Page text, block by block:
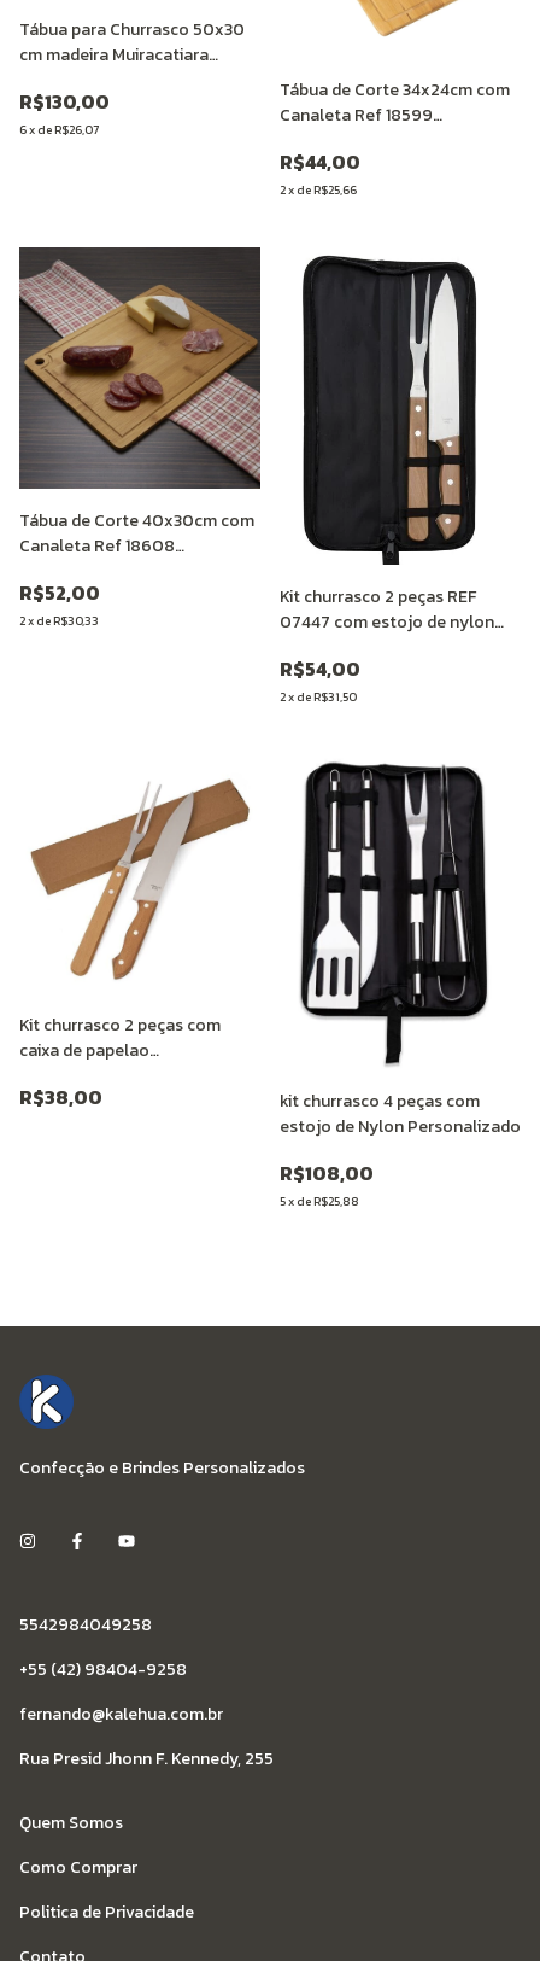
Tábua para Churrasco 50x30
cm madeira Muiracatiara
R$130,00
6x deR$26,07
Tábua de Corte 34x24cm com
Canaleta Ref 18599
R$44,00
2x deR$25,66
Tábua de Corte 40x30cm com
Canaleta Ref 18608
R$52,00
2x deR$30,33
Kit churrasco 2 peças REF
07447 com estojo de nylon
R$54,00
2x deR$31,50
Kit churrasco 2 peças com
caixa de papelao
R$38,00
kit churrasco 4 peças com
estojo de Nylon Personalizado
R$108,00
5x deR$25,88
Confecção e Brindes Personalizados
5542984049258
+55 (42) 98404-9258
fernando@kalehua.com.br
Rua Presid Jhonn F. Kennedy, 255
Quem Somos
Como Comprar
Politica de Privacidade